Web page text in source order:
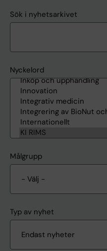
Sök i nyhetsarkivet
Nyckelord
Målgrupp
Typ av nyhet